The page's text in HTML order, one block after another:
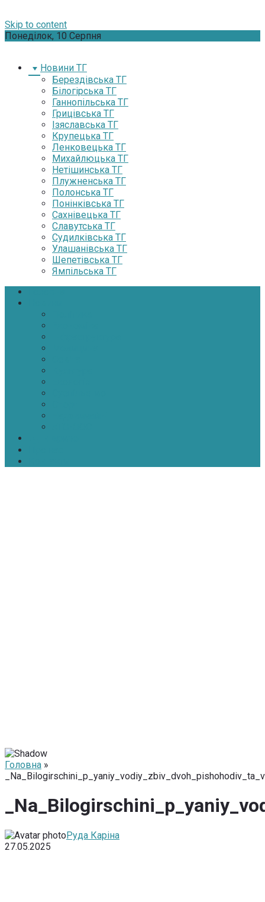
Skip to content
Понеділок, 10 Серпня
Новини ТГ
Берездівська ТГ
Білогірська ТГ
Ганнопільська ТГ
Грицівська ТГ
Ізяславська ТГ
Крупецька ТГ
Ленковецька ТГ
Михайлюцька ТГ
Нетішинська ТГ
Плужненська ТГ
Полонська ТГ
Понінківська ТГ
Сахнівецька ТГ
Славутська ТГ
Судилківська ТГ
Улашанівська ТГ
Шепетівська ТГ
Ямпільська ТГ
Головна »
Руда Каріна
27.05.2025